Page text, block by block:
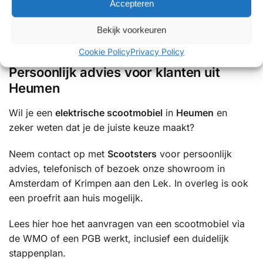
Accepteren
Bekijk voorkeuren
Cookie PolicyPrivacy Policy
✔ Showrooms met uitgebreide proefritmogelijkheden
✔ Uitgebreide ervaring met mobiliteitsoplossingen
Persoonlijk advies voor klanten uit
Heumen
Wil je een elektrische scootmobiel in Heumen en
zeker weten dat je de juiste keuze maakt?
Neem contact op met Scootsters voor persoonlijk
advies, telefonisch of bezoek onze showroom in
Amsterdam of Krimpen aan den Lek. In overleg is ook
een proefrit aan huis mogelijk.
Lees hier hoe het aanvragen van een scootmobiel via
de WMO of een PGB werkt, inclusief een duidelijk
stappenplan.